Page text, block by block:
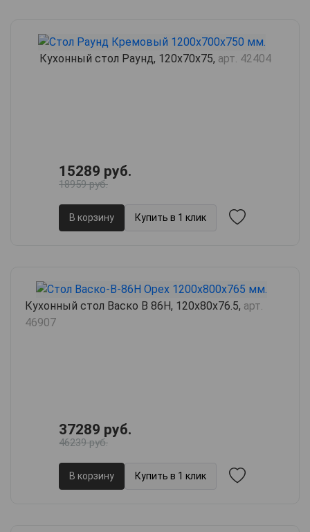
Кухонный стол Раунд, 120х70х75, арт. 42404
15289 руб.
18959 руб.
В корзину Купить в 1 клик
Кухонный стол Васко В 86H, 120х80х76.5, арт.
46907
37289 руб.
46239 руб.
В корзину Купить в 1 клик